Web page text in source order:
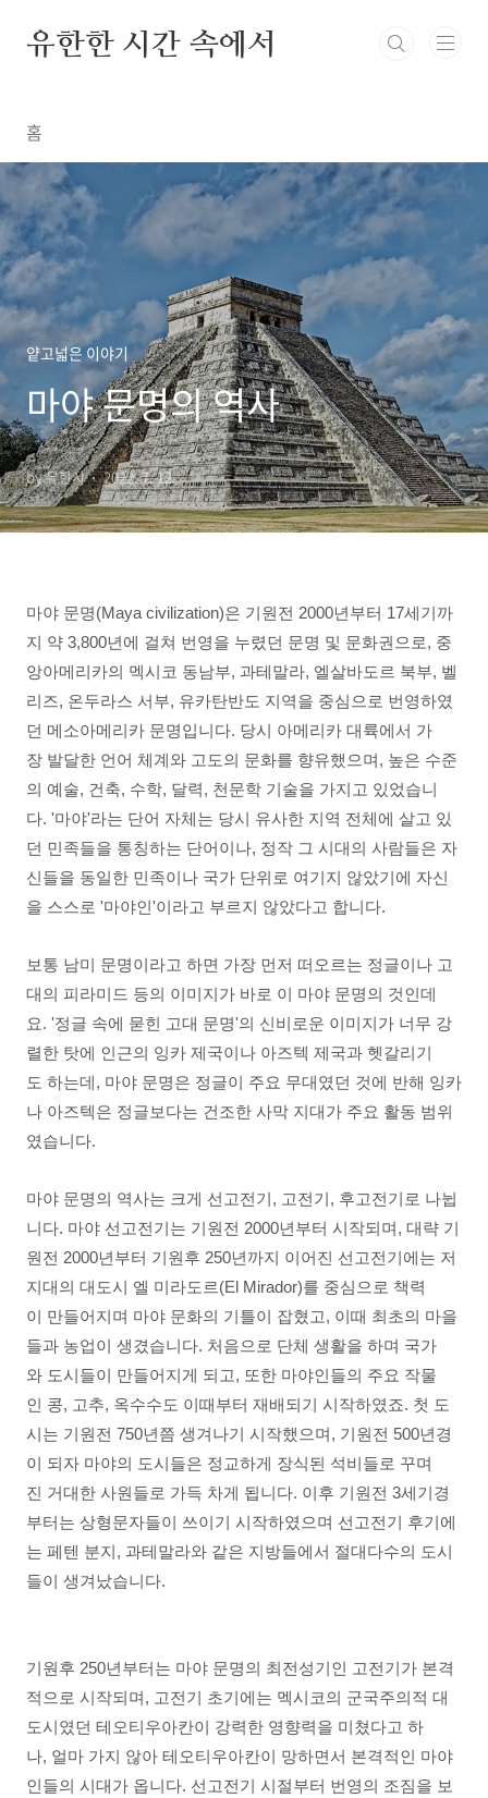
유한한 시간 속에서
홈
얕고넓은 이야기
마야 문명의 역사
by 유한시 2022. 7. 12.
마야 문명(Maya civilization)은 기원전 2000년부터 17세기까
지 약 3,800년에 걸쳐 번영을 누렸던 문명 및 문화권으로, 중
앙아메리카의 멕시코 동남부, 과테말라, 엘살바도르 북부, 벨
리즈, 온두라스 서부, 유카탄반도 지역을 중심으로 번영하였
던 메소아메리카 문명입니다. 당시 아메리카 대륙에서 가
장 발달한 언어 체계와 고도의 문화를 향유했으며, 높은 수준
의 예술, 건축, 수학, 달력, 천문학 기술을 가지고 있었습니
다. '마야'라는 단어 자체는 당시 유사한 지역 전체에 살고 있
던 민족들을 통칭하는 단어이나, 정작 그 시대의 사람들은 자
신들을 동일한 민족이나 국가 단위로 여기지 않았기에 자신
을 스스로 '마야인'이라고 부르지 않았다고 합니다.
보통 남미 문명이라고 하면 가장 먼저 떠오르는 정글이나 고
대의 피라미드 등의 이미지가 바로 이 마야 문명의 것인데
요. '정글 속에 묻힌 고대 문명'의 신비로운 이미지가 너무 강
렬한 탓에 인근의 잉카 제국이나 아즈텍 제국과 헷갈리기
도 하는데, 마야 문명은 정글이 주요 무대였던 것에 반해 잉카
나 아즈텍은 정글보다는 건조한 사막 지대가 주요 활동 범위
였습니다.
마야 문명의 역사는 크게 선고전기, 고전기, 후고전기로 나뉩
니다. 마야 선고전기는 기원전 2000년부터 시작되며, 대략 기
원전 2000년부터 기원후 250년까지 이어진 선고전기에는 저
지대의 대도시 엘 미라도르(El Mirador)를 중심으로 책력
이 만들어지며 마야 문화의 기틀이 잡혔고, 이때 최초의 마을
들과 농업이 생겼습니다. 처음으로 단체 생활을 하며 국가
와 도시들이 만들어지게 되고, 또한 마야인들의 주요 작물
인 콩, 고추, 옥수수도 이때부터 재배되기 시작하였죠. 첫 도
시는 기원전 750년쯤 생겨나기 시작했으며, 기원전 500년경
이 되자 마야의 도시들은 정교하게 장식된 석비들로 꾸며
진 거대한 사원들로 가득 차게 됩니다. 이후 기원전 3세기경
부터는 상형문자들이 쓰이기 시작하였으며 선고전기 후기에
는 페텐 분지, 과테말라와 같은 지방들에서 절대다수의 도시
들이 생겨났습니다.
기원후 250년부터는 마야 문명의 최전성기인 고전기가 본격
적으로 시작되며, 고전기 초기에는 멕시코의 군국주의적 대
도시였던 테오티우아칸이 강력한 영향력을 미쳤다고 하
나, 얼마 가지 않아 테오티우아칸이 망하면서 본격적인 마야
인들의 시대가 옵니다. 선고전기 시절부터 번영의 조짐을 보